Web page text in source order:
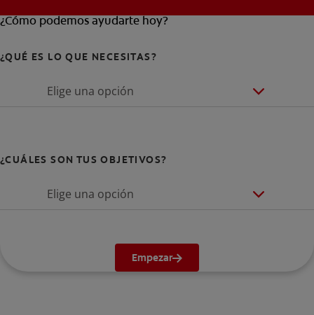
¿Cómo podemos ayudarte hoy?
¿QUÉ ES LO QUE NECESITAS?
Elige una opción
¿CUÁLES SON TUS OBJETIVOS?
Elige una opción
Empezar